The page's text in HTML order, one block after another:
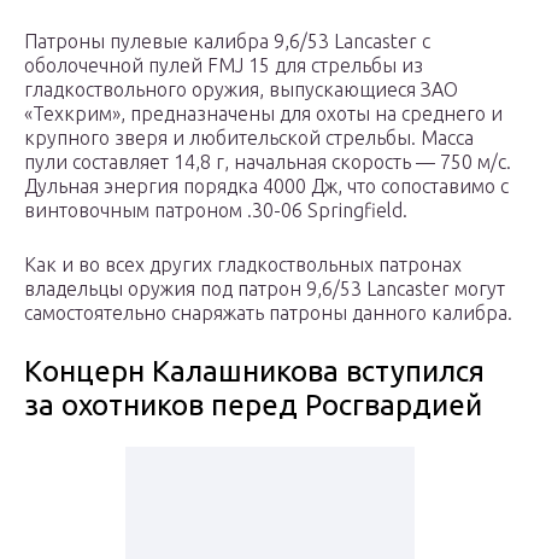
Патроны пулевые калибра 9,6/53 Lancaster с
оболочечной пулей FMJ 15 для стрельбы из
гладкоствольного оружия, выпускающиеся ЗАО
«Техкрим», предназначены для охоты на среднего и
крупного зверя и любительской стрельбы. Масса
пули составляет 14,8 г, начальная скорость — 750 м/с.
Дульная энергия порядка 4000 Дж, что сопоставимо с
винтовочным патроном .30-06 Springfield.
Как и во всех других гладкоствольных патронах
владельцы оружия под патрон 9,6/53 Lancaster могут
самостоятельно снаряжать патроны данного калибра.
Концерн Калашникова вступился
за охотников перед Росгвардией